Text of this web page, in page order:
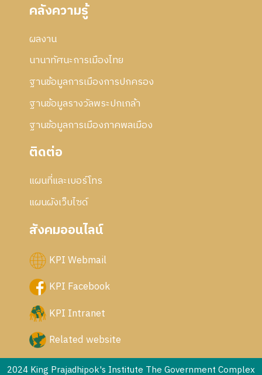
คลังความรู้
ผลงาน
นานาทัศนะการเมืองไทย
ฐานข้อมูลการเมืองการปกครอง
ฐานข้อมูลรางวัลพระปกเกล้า
ฐานข้อมูลการเมืองภาคพลเมือง
ติดต่อ
แผนที่และเบอร์โทร
แผนผังเว็บไซด์
สังคมออนไลน์
KPI Webmail
KPI Facebook
KPI Intranet
Related website
2024 King Prajadhipok's Institute The Government Complex